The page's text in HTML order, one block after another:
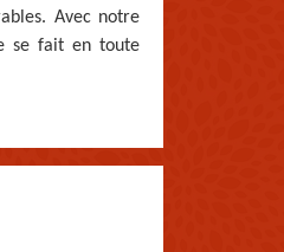
Avec notre
se fait en toute